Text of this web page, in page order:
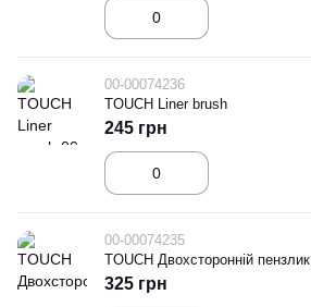
00-00074236
TOUCH Liner brush
245 грн
00-00074235
TOUCH Двохсторонній пензлик
325 грн